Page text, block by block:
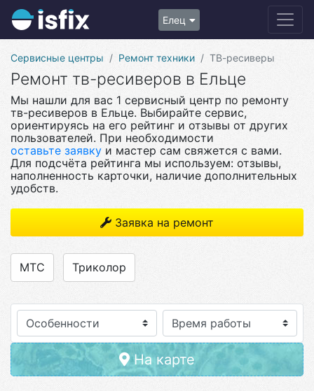
Елец
Сервисные центры Ремонт техники ТВ-ресиверы
Ремонт тв-ресиверов в Ельце
Мы нашли для вас 1 сервисный центр по ремонту
тв-ресиверов в Ельце. Выбирайте сервис,
ориентируясь на его рейтинг и отзывы от других
пользователей. При необходимости
оставьте заявку и мастер сам свяжется с вами.
Для подсчёта рейтинга мы используем: отзывы,
наполненность карточки, наличие дополнительных
удобств.
Заявка на ремонт
МТС Триколор
Особенности
На карте